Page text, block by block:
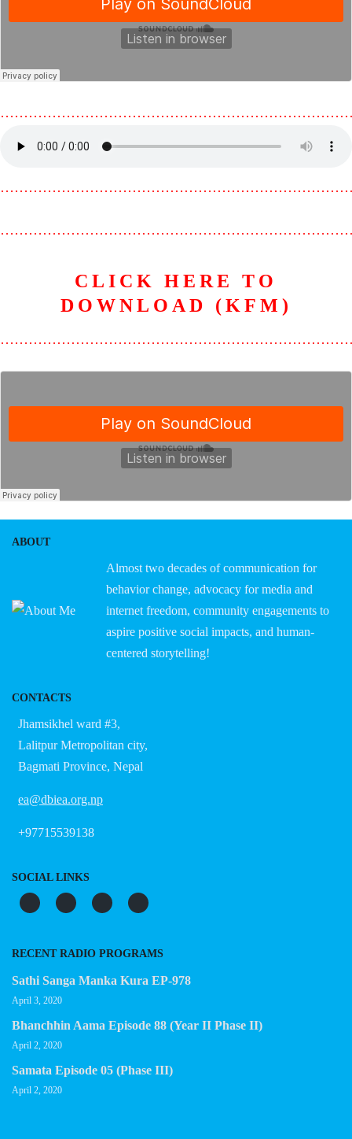
CLICK HERE TO
DOWNLOAD (KFM)
ABOUT
Almost two decades of communication for
behavior change, advocacy for media and
internet freedom, community engagements to
aspire positive social impacts, and human-
centered storytelling!
CONTACTS
Jhamsikhel ward #3,
Lalitpur Metropolitan city,
Bagmati Province, Nepal
ea@dbiea.org.np
+97715539138
SOCIAL LINKS
RECENT RADIO PROGRAMS
Sathi Sanga Manka Kura EP-978
April 3, 2020
Bhanchhin Aama Episode 88 (Year II Phase II)
April 2, 2020
Samata Episode 05 (Phase III)
April 2, 2020